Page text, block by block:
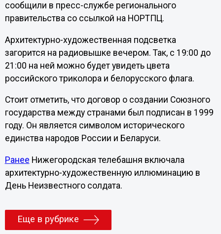
сообщили в пресс-службе регионального
правительства со ссылкой на НОРТПЦ.
Архитектурно-художественная подсветка
загорится на радиовышке вечером. Так, с 19:00 до
21:00 на ней можно будет увидеть цвета
российского триколора и белорусского флага.
Стоит отметить, что договор о создании Союзного
государства между странами был подписан в 1999
году. Он является символом исторического
единства народов России и Беларуси.
Ранее Нижегородская телебашня включала
архитектурно-художественную иллюминацию в
День Неизвестного солдата.
Еще в рубрике